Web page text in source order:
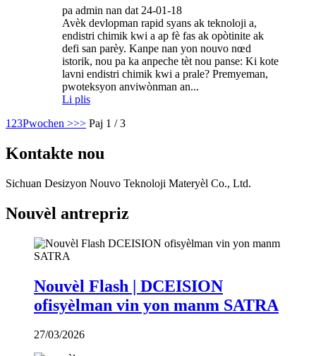
pa admin nan dat 24-01-18
Avèk devlopman rapid syans ak teknoloji a,
endistri chimik kwi a ap fè fas ak opòtinite ak
defi san parèy. Kanpe nan yon nouvo nœd
istorik, nou pa ka anpeche tèt nou panse: Ki kote
lavni endistri chimik kwi a prale? Premyeman,
pwoteksyon anviwònman an...
Li plis
1 23Pwochen >>> Paj 1 / 3
Kontakte nou
Sichuan Desizyon Nouvo Teknoloji Materyèl Co., Ltd.
Nouvèl antrepriz
Nouvèl Flash | DCEISION
ofisyèlman vin yon manm SATRA
27/03/2026